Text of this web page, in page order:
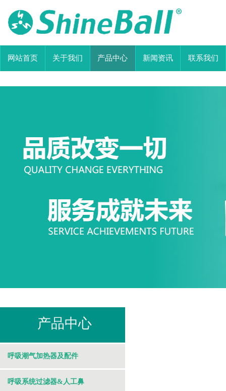
网站首页 关于我们 产品中心 新闻资讯 联系我们
​ 产品中心
呼吸潮气加热器及配件
呼吸系统过滤器&人工鼻